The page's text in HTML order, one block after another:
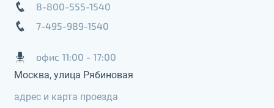
8-800-555-1540
7-495-989-1540
офис 11:00 - 17:00
Москва, улица Рябиновая
адрес и карта проезда